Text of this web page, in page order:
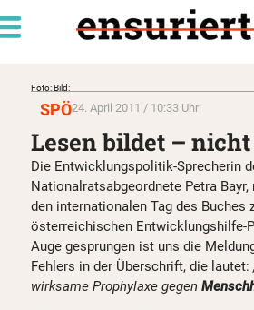
Foto: Bild:
SPÖ24. April 2011 / 10:33 Uhr
Lesen bildet –
Die Entwicklungspolitik-Sprecherin
Nationalratsabgeordnete Petra
den internationalen Tag des Buches
österreichischen Entwicklungshilfe-
Auge gesprungen ist uns die
Fehlers in der Überschrift, die lautet:
wirksame Prophylaxe gegen